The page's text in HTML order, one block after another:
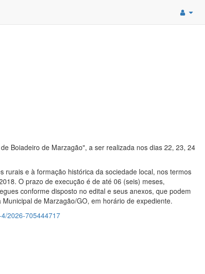
Boiadeiro de Marzagão", a ser realizada nos dias 22, 23, 24
e à formação histórica da sociedade local, nos termos
O prazo de execução é de até 06 (seis) meses,
conforme disposto no edital e seus anexos, que podem
de Marzagão/GO, em horário de expediente.
2026-705444717